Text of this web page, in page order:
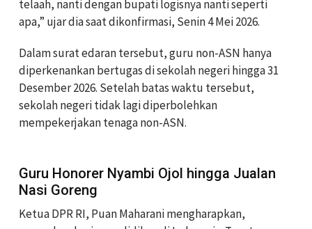
telaah, nanti dengan bupati logisnya nanti seperti
apa,” ujar dia saat dikonfirmasi, Senin 4 Mei 2026.
Dalam surat edaran tersebut, guru non-ASN hanya
diperkenankan bertugas di sekolah negeri hingga 31
Desember 2026. Setelah batas waktu tersebut,
sekolah negeri tidak lagi diperbolehkan
mempekerjakan tenaga non-ASN.
Guru Honorer Nyambi Ojol hingga Jualan
Nasi Goreng
Ketua DPR RI, Puan Maharani mengharapkan,